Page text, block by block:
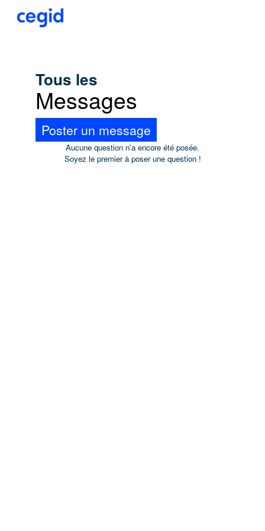
Tous les
Messages
Poster un message
Aucune question n'a encore été posée.
Soyez le premier à poser une question !